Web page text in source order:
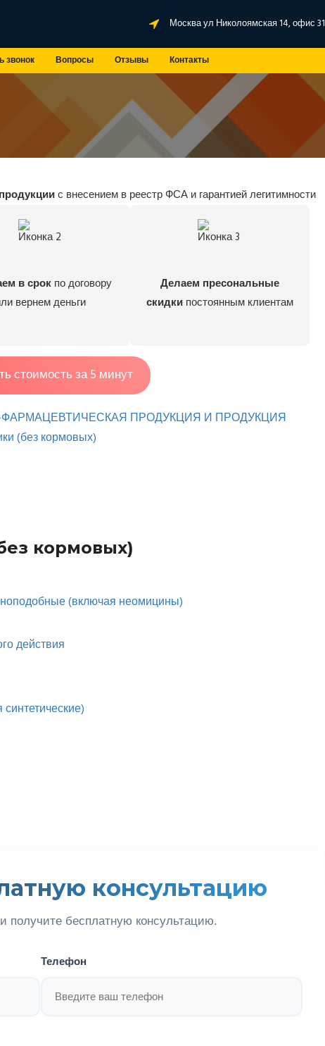
Москва ул Николоямская 14, офис 31
звонок Вопросы Отзывы Контакты
с внесением в реестр ФСА и гарантией легитимности
в срок по договору
вернем деньги
Делаем пресональные
скидки постоянным клиентам
стоимость за 5 минут
ПРОДУКЦИЯ И ПРОДУКЦИЯ
(без кормовых)
кормовых)
(включая неомицины)
действия
консультацию
получите бесплатную консультацию.
Телефон